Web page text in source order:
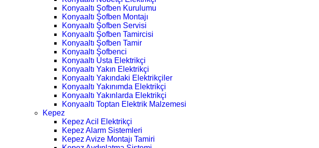
Konyaaltı Şofben Kurulumu
Konyaaltı Şofben Montajı
Konyaaltı Şofben Servisi
Konyaaltı Şofben Tamircisi
Konyaaltı Şofben Tamir
Konyaaltı Şofbenci
Konyaaltı Usta Elektrikçi
Konyaaltı Yakın Elektrikçi
Konyaaltı Yakındaki Elektrikçiler
Konyaaltı Yakınımda Elektrikçi
Konyaaltı Yakınlarda Elektrikçi
Konyaaltı Toptan Elektrik Malzemesi
Kepez
Kepez Acil Elektrikçi
Kepez Alarm Sistemleri
Kepez Avize Montajı Tamiri